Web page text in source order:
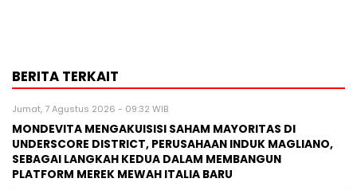
BERITA TERKAIT
Jumat, 7 Agustus 2026 - 09:32 WIB
MONDEVITA MENGAKUISISI SAHAM MAYORITAS DI
UNDERSCORE DISTRICT, PERUSAHAAN INDUK MAGLIANO,
SEBAGAI LANGKAH KEDUA DALAM MEMBANGUN
PLATFORM MEREK MEWAH ITALIA BARU